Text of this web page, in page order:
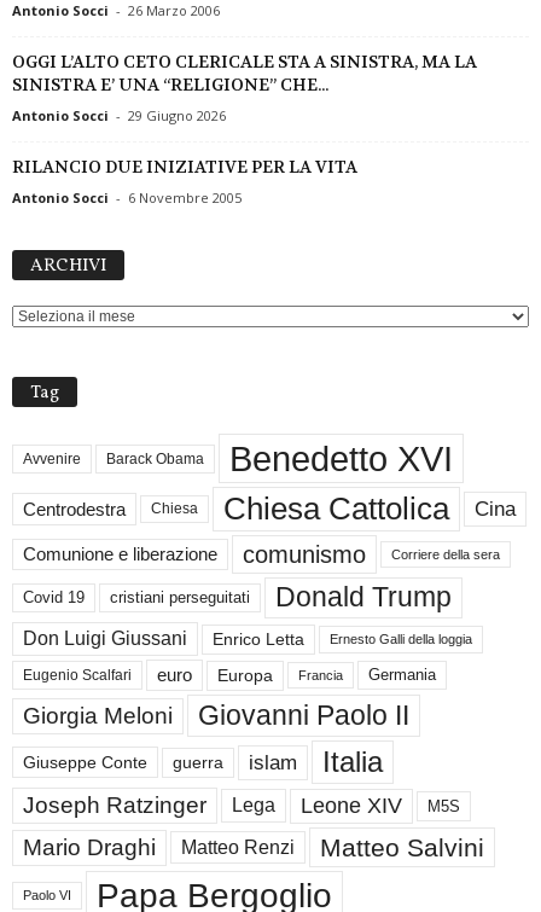
Antonio Socci - 26 Marzo 2006
OGGI L’ALTO CETO CLERICALE STA A SINISTRA, MA LA
SINISTRA E’ UNA “RELIGIONE” CHE...
Antonio Socci - 29 Giugno 2026
RILANCIO DUE INIZIATIVE PER LA VITA
Antonio Socci - 6 Novembre 2005
ARCHIVI
Tag
Avvenire Barack Obama Benedetto XVI
Centrodestra Chiesa Chiesa Cattolica Cina
Comunione e liberazione comunismo Corriere della sera
Covid 19 cristiani perseguitati Donald Trump
Don Luigi Giussani Enrico Letta Ernesto Galli della loggia
Eugenio Scalfari euro Europa Francia Germania
Giorgia Meloni Giovanni Paolo II
Giuseppe Conte guerra islam Italia
Joseph Ratzinger Lega Leone XIV M5S
Mario Draghi Matteo Renzi Matteo Salvini
Paolo VI Papa Bergoglio